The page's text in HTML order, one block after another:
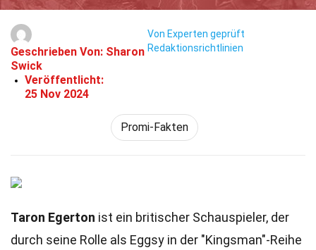
Geschrieben Von: Sharon
Swick
Veröffentlicht:
25 Nov 2024
Von Experten geprüft
Redaktionsrichtlinien
Promi-Fakten
Taron Egerton ist ein britischer Schauspieler, der
durch seine Rolle als Eggsy in der "Kingsman"-Reihe